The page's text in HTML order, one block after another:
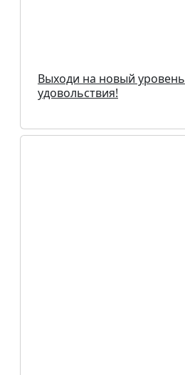
Выходи на новый уровень
удовольствия!